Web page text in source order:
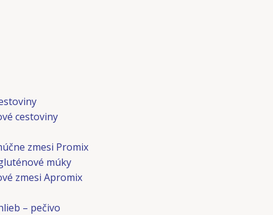
cestoviny
zmesi Promix
múky
zmesi Apromix
– pečivo